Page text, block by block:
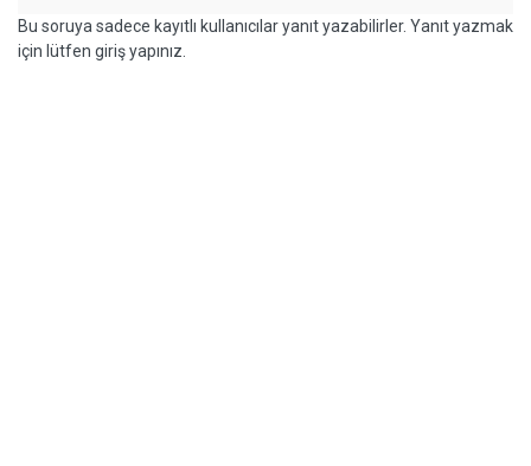
Bu soruya sadece kayıtlı kullanıcılar yanıt yazabilirler. Yanıt yazmak
için lütfen giriş yapınız.